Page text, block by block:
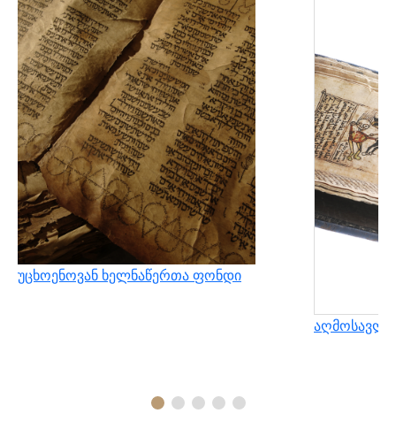
უცხოენოვან ხელნაწერთა ფონდი